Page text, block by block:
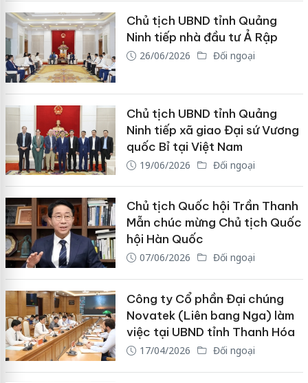
Chủ tịch UBND tỉnh Quảng
Ninh tiếp nhà đầu tư Ả Rập
26/06/2026 Đối ngoại
Chủ tịch UBND tỉnh Quảng
Ninh tiếp xã giao Đại sứ Vương
quốc Bỉ tại Việt Nam
19/06/2026 Đối ngoại
Chủ tịch Quốc hội Trần Thanh
Mẫn chúc mừng Chủ tịch Quốc
hội Hàn Quốc
07/06/2026 Đối ngoại
Công ty Cổ phần Đại chúng
Novatek (Liên bang Nga) làm
việc tại UBND tỉnh Thanh Hóa
17/04/2026 Đối ngoại